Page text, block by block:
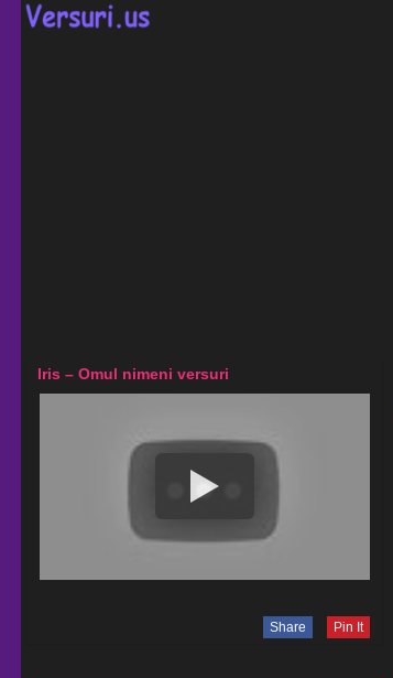
Iris – Omul nimeni versuri
Share Pin It